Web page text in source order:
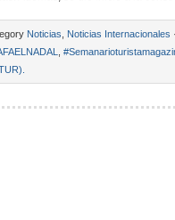
Noticias Noticias Internacionales